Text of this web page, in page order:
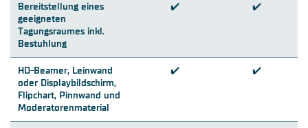
Bereitstellung eines
geeigneten
Tagungsraumes inkl.
Bestuhlung
✔️ ✔️
HD-Beamer, Leinwand
oder Displaybildschirm,
Flipchart, Pinnwand und
Moderatorenmaterial
✔️ ✔️